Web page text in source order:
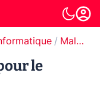
Malware / Ransomware
le